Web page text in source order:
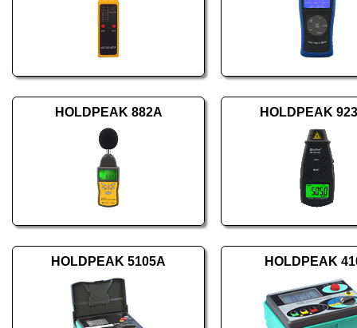
HOLDPEAK 882A HOLDPEAK
HOLDPEAK 5105A HOLDPEAK